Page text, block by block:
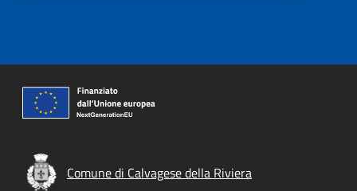
Comune di Calvagese della Riviera